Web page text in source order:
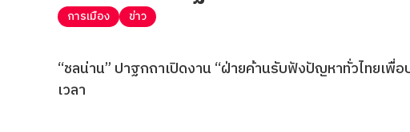
การเมือง ข่าว
“ชลน่าน” ปาฐกถาเปิดงาน “ฝ่ายค้านรับฟังปัญหาทั่วไทยเพื่อ
เวลา